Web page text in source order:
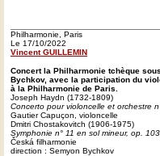
Philharmonie, Paris
Le 17/10/2022
Vincent GUILLEMIN
Concert la Philharmonie tchèque
Bychkov, avec la participation du
à la Philharmonie de Paris.
Joseph Haydn (1732-1809)
Concerto pour violoncelle et orchestre
Gautier Capuçon, violoncelle
Dmitri Chostakovitch (1906-1975)
Symphonie n° 11 en sol mineur, op.
Česká filharmonie
direction : Semyon Bychkov